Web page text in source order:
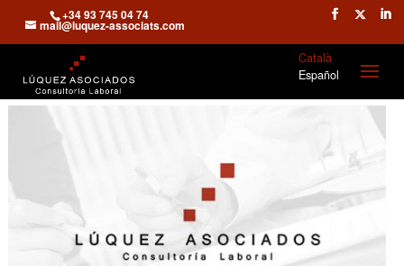
+34 93 745 04 74
mail@luquez-associats.com
Català
Español